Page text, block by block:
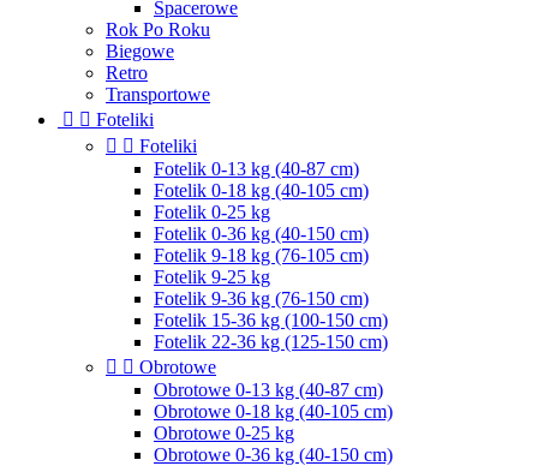
Spacerowe
Rok Po Roku
Biegowe
Retro
Transportowe
  Foteliki
  Foteliki
Fotelik 0-13 kg (40-87 cm)
Fotelik 0-18 kg (40-105 cm)
Fotelik 0-25 kg
Fotelik 0-36 kg (40-150 cm)
Fotelik 9-18 kg (76-105 cm)
Fotelik 9-25 kg
Fotelik 9-36 kg (76-150 cm)
Fotelik 15-36 kg (100-150 cm)
Fotelik 22-36 kg (125-150 cm)
  Obrotowe
Obrotowe 0-13 kg (40-87 cm)
Obrotowe 0-18 kg (40-105 cm)
Obrotowe 0-25 kg
Obrotowe 0-36 kg (40-150 cm)